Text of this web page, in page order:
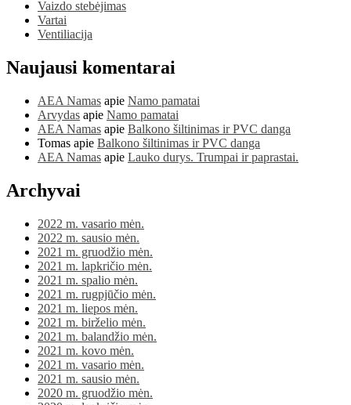
Vaizdo stebėjimas
Vartai
Ventiliacija
Naujausi komentarai
AEA Namas apie Namo pamatai
Arvydas apie Namo pamatai
AEA Namas apie Balkono šiltinimas ir PVC danga
Tomas apie Balkono šiltinimas ir PVC danga
AEA Namas apie Lauko durys. Trumpai ir paprastai.
Archyvai
2022 m. vasario mėn.
2022 m. sausio mėn.
2021 m. gruodžio mėn.
2021 m. lapkričio mėn.
2021 m. spalio mėn.
2021 m. rugpjūčio mėn.
2021 m. liepos mėn.
2021 m. birželio mėn.
2021 m. balandžio mėn.
2021 m. kovo mėn.
2021 m. vasario mėn.
2021 m. sausio mėn.
2020 m. gruodžio mėn.